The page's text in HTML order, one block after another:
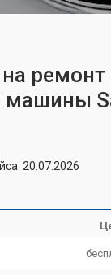
ремонт
машины
20.07.2026